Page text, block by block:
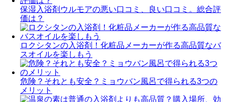
保湿入浴剤ウルモアの悪い口コミ、良い口コミ。総合評
価は？
ロクシタンの入浴剤！化粧品メーカーが作る高品質なバ
スオイルを楽しもう
危険？それとも安全？ミョウバン風呂で得られる3つの
メリット